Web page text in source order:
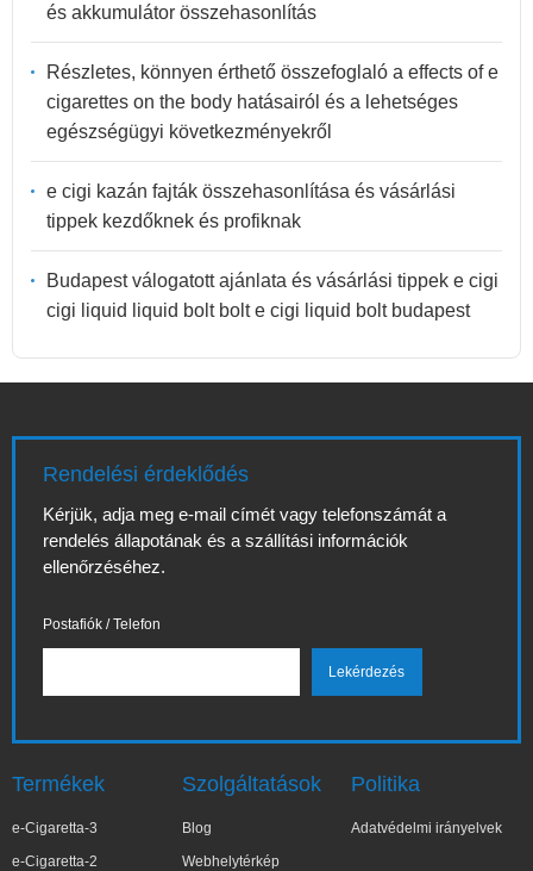
és akkumulátor összehasonlítás
Részletes, könnyen érthető összefoglaló a effects of e
cigarettes on the body hatásairól és a lehetséges
egészségügyi következményekről
e cigi kazán fajták összehasonlítása és vásárlási
tippek kezdőknek és profiknak
Budapest válogatott ajánlata és vásárlási tippek e cigi
cigi liquid liquid bolt bolt e cigi liquid bolt budapest
Rendelési érdeklődés
Kérjük, adja meg e-mail címét vagy telefonszámát a
rendelés állapotának és a szállítási információk
ellenőrzéséhez.
Postafiók / Telefon
Termékek
e-Cigaretta-3
e-Cigaretta-2
Szolgáltatások
Blog
Webhelytérkép
Politika
Adatvédelmi irányelvek